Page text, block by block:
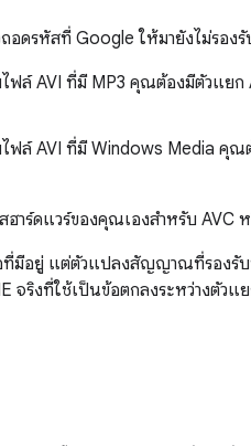
ดรหัสที่ Google ให้มายังไม่รองรั
ไฟล์ AVI ที่มี MP3 คุณต้องมีตัวแย
ไฟล์ AVI ที่มี Windows Media คุ
าร์ดแวร์ของคุณเองสำหรับ AVC
มีอยู่ แต่ตัวแปลงสัญญาณที่รองรับ
จริงที่ใช้เป็นข้อตกลงระหว่างตั